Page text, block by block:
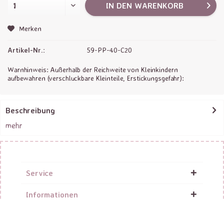
IN DEN WARENKORB
Merken
Artikel-Nr.: 59-PP-40-C20
Warnhinweis: Außerhalb der Reichweite von Kleinkindern
aufbewahren (verschluckbare Kleinteile, Erstickungsgefahr):
Beschreibung
mehr
Service
Informationen